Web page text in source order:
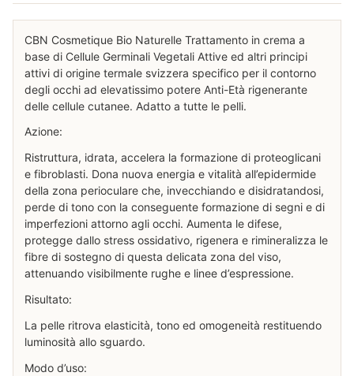
CBN Cosmetique Bio Naturelle Trattamento in crema a
base di Cellule Germinali Vegetali Attive ed altri principi
attivi di origine termale svizzera specifico per il contorno
degli occhi ad elevatissimo potere Anti-Età rigenerante
delle cellule cutanee. Adatto a tutte le pelli.
Azione:
Ristruttura, idrata, accelera la formazione di proteoglicani
e fibroblasti. Dona nuova energia e vitalità all’epidermide
della zona perioculare che, invecchiando e disidratandosi,
perde di tono con la conseguente formazione di segni e di
imperfezioni attorno agli occhi. Aumenta le difese,
protegge dallo stress ossidativo, rigenera e rimineralizza le
fibre di sostegno di questa delicata zona del viso,
attenuando visibilmente rughe e linee d’espressione.
Risultato:
La pelle ritrova elasticità, tono ed omogeneità restituendo
luminosità allo sguardo.
Modo d’uso: